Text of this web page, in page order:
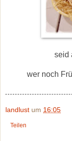
seid
wer noch
landlust um 16:05
Teilen